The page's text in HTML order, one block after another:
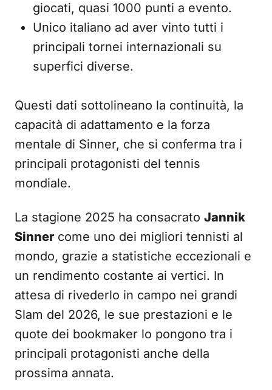
giocati, quasi 1000 punti a evento.
Unico italiano ad aver vinto tutti i
principali tornei internazionali su
superfici diverse.
Questi dati sottolineano la continuità, la
capacità di adattamento e la forza
mentale di Sinner, che si conferma tra i
principali protagonisti del tennis
mondiale.
La stagione 2025 ha consacrato Jannik
Sinner come uno dei migliori tennisti al
mondo, grazie a statistiche eccezionali e
un rendimento costante ai vertici. In
attesa di rivederlo in campo nei grandi
Slam del 2026, le sue prestazioni e le
quote dei bookmaker lo pongono tra i
principali protagonisti anche della
prossima annata.